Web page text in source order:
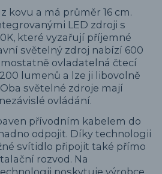
kovu a má průměr 16 cm.
LED zdroji s
které vyzařují příjemné
světelný zdroj nabízí 600
ovladatelná čtecí
lumenů a lze ji libovolně
světelné zdroje mají
ovládání.
přívodním kabelem do
odpojit. Díky technologii
svítidlo připojit také přímo
rozvod. Na